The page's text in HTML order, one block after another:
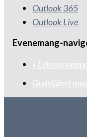
Outlook 365
Outlook Live
Evenemang-
«
Gudstjänst